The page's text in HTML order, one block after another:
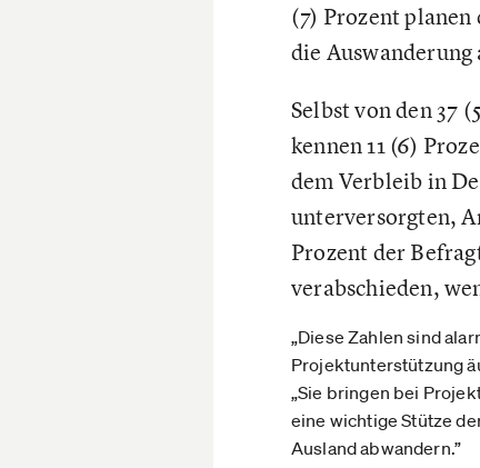
(7) Prozent planen
die
Selbst von den 37
kennen 11 (6)
dem Verbleib in
unterversorgten,
Prozent der
verabschieden,
„Diese Zahlen sind
Projektunterstützung
„Sie bringen bei
eine wichtige Stütze
Ausland abwandern.”